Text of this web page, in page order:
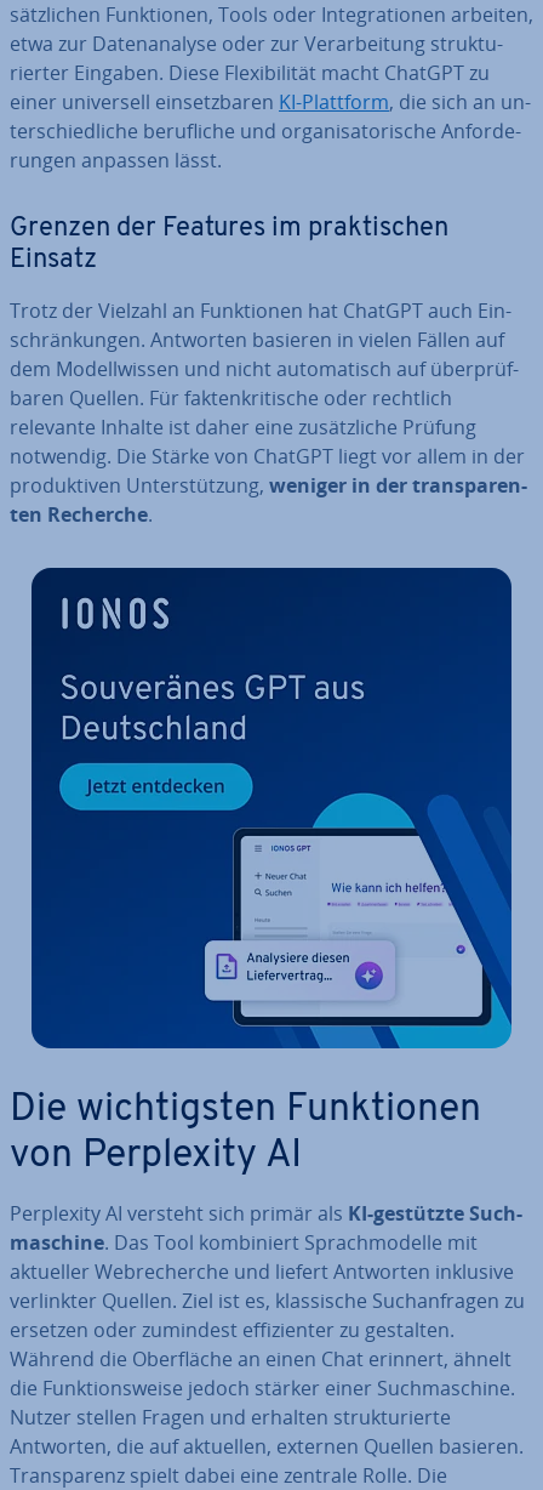
sätz­li­chen Funk­tio­nen, Tools oder In­te­gra­tio­nen arbeiten,
etwa zur Da­ten­ana­ly­se oder zur Ver­ar­bei­tung struk­tu­
rier­ter Eingaben. Diese Fle­xi­bi­li­tät macht ChatGPT zu
einer uni­ver­sell ein­setz­ba­ren KI-Plattform, die sich an un­
ter­schied­li­che be­ruf­li­che und or­ga­ni­sa­to­ri­sche An­for­de­
run­gen anpassen lässt.
Grenzen der Features im prak­ti­schen
Einsatz
Trotz der Vielzahl an Funk­tio­nen hat ChatGPT auch Ein­
schrän­kun­gen. Antworten basieren in vielen Fällen auf
dem Mo­dell­wis­sen und nicht au­to­ma­tisch auf über­prüf­
ba­ren Quellen. Für fak­ten­kri­ti­sche oder rechtlich
relevante Inhalte ist daher eine zu­sätz­li­che Prüfung
notwendig. Die Stärke von ChatGPT liegt vor allem in der
pro­duk­ti­ven Un­ter­stüt­zung, weniger in der trans­pa­ren­
ten Recherche.
Die wich­tigs­ten Funk­tio­nen
von Per­ple­xi­ty AI
Per­ple­xi­ty AI versteht sich primär als KI-gestützte Such­
ma­schi­ne. Das Tool kom­bi­niert Sprach­mo­del­le mit
aktueller Web­re­cher­che und liefert Antworten inklusive
ver­link­ter Quellen. Ziel ist es, klas­si­sche Such­an­fra­gen zu
ersetzen oder zumindest ef­fi­zi­en­ter zu gestalten.
Während die Ober­flä­che an einen Chat erinnert, ähnelt
die Funk­ti­ons­wei­se jedoch stärker einer Such­ma­schi­ne.
Nutzer stellen Fragen und erhalten struk­tu­rier­te
Antworten, die auf aktuellen, externen Quellen basieren.
Trans­pa­renz spielt dabei eine zentrale Rolle. Die